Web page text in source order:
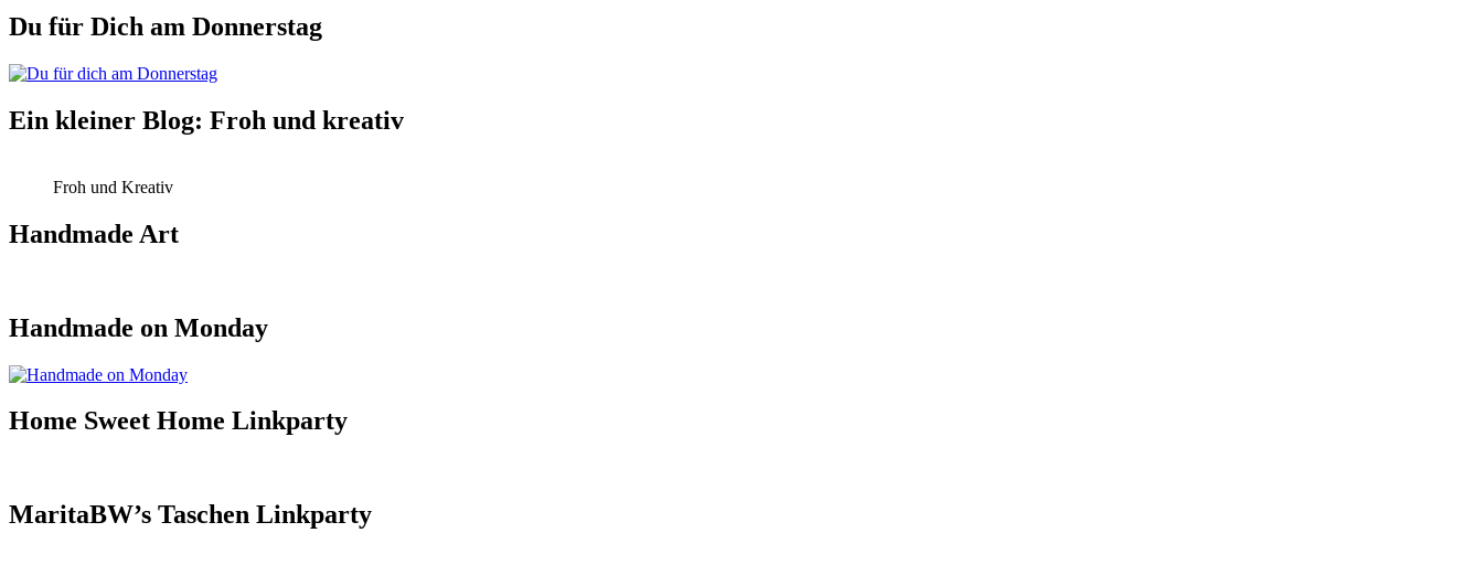
Du für Dich am Donnerstag
Ein kleiner Blog: Froh und kreativ
Froh und Kreativ
Handmade Art
Handmade on Monday
Home Sweet Home Linkparty
MaritaBW’s Taschen Linkparty